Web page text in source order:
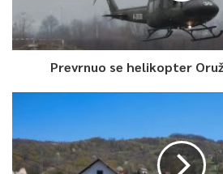
Prevrnuo se helikopter